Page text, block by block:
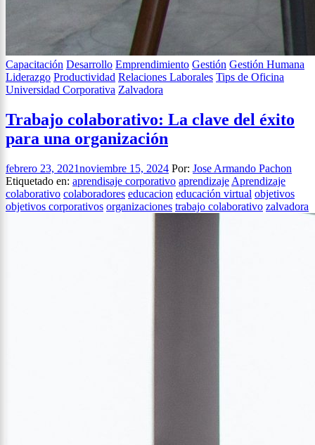
Capacitación Desarrollo Emprendimiento Gestión Gestión Humana
Liderazgo Productividad Relaciones Laborales Tips de Oficina
Universidad Corporativa Zalvadora
Trabajo colaborativo: La clave del éxito
para una organización
febrero 23, 2021noviembre 15, 2024 Por: Jose Armando Pachon
Etiquetado en: aprendisaje corporativo aprendizaje Aprendizaje
colaborativo colaboradores educacion educación virtual objetivos
objetivos corporativos organizaciones trabajo colaborativo zalvadora